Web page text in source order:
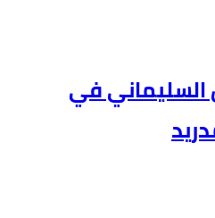
السليماني في